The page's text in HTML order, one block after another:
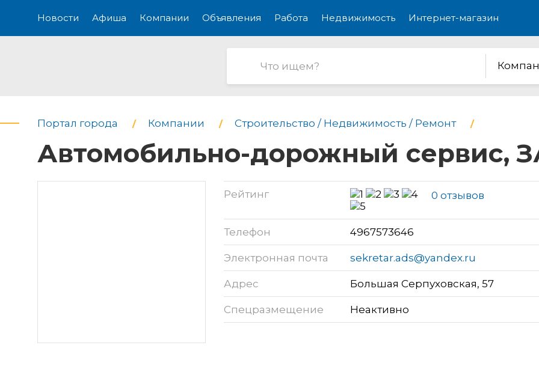
Новости Афиша Компании Объявления Работа Недвижимость Интернет-магазин
Портал города Компании Строительство / Недвижимость / Ремонт
Автомобильно-дорожный сервис,
Рейтинг 0 отзывов
Телефон 4967573646
Электронная почта sekretar.ads@yandex.ru
Адрес Большая Серпуховская, 57
Спецразмещение Неактивно